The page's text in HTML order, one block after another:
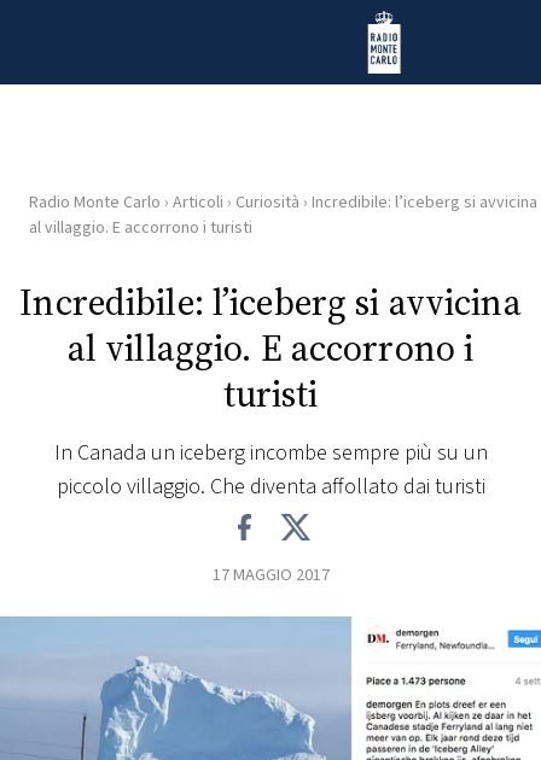
Radio Monte Carlo
HOME
WEB
PLAYLIST
CONCORSI
EVENTI
Radio Monte Carlo › Articoli › Curiosità › Incredibile: l’iceberg si avvicina
al villaggio. E accorrono i turisti
Incredibile: l’iceberg si avvicina
al villaggio. E accorrono i
turisti
In Canada un iceberg incombe sempre più su un
piccolo villaggio. Che diventa affollato dai turisti
17 MAGGIO 2017